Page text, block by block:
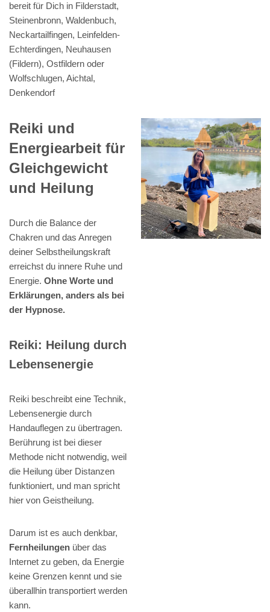
bereit für Dich in Filderstadt,
Steinenbronn, Waldenbuch,
Neckartailfingen, Leinfelden-
Echterdingen, Neuhausen
(Fildern), Ostfildern oder
Wolfschlugen, Aichtal,
Denkendorf
Reiki und
Energiearbeit für
Gleichgewicht
und Heilung
Durch die Balance der
Chakren und das Anregen
deiner Selbstheilungskraft
erreichst du innere Ruhe und
Energie. Ohne Worte und
Erklärungen, anders als bei
der Hypnose.
Reiki: Heilung durch
Lebensenergie
Reiki beschreibt eine Technik,
Lebensenergie durch
Handauflegen zu übertragen.
Berührung ist bei dieser
Methode nicht notwendig, weil
die Heilung über Distanzen
funktioniert, und man spricht
hier von Geistheilung.
Darum ist es auch denkbar,
Fernheilungen über das
Internet zu geben, da Energie
keine Grenzen kennt und sie
überallhin transportiert werden
kann.